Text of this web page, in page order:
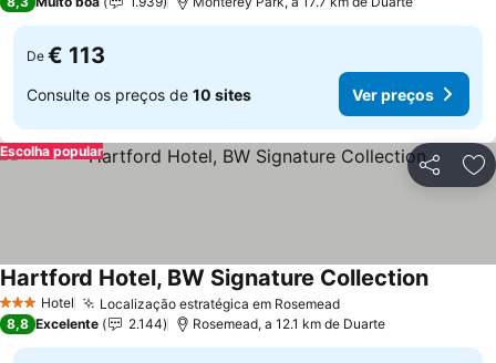
De € 113
Consulte os preços de 10 sites Ver preços
Partilhar
Escolha popular
3 EstrelasHotel Localização estratégica em RosemeadVer preços
Hartford Hotel, BW Signature CollectionVer
8,8 Excelente 2.144 Rosemead, a 12.1 km de Duarte